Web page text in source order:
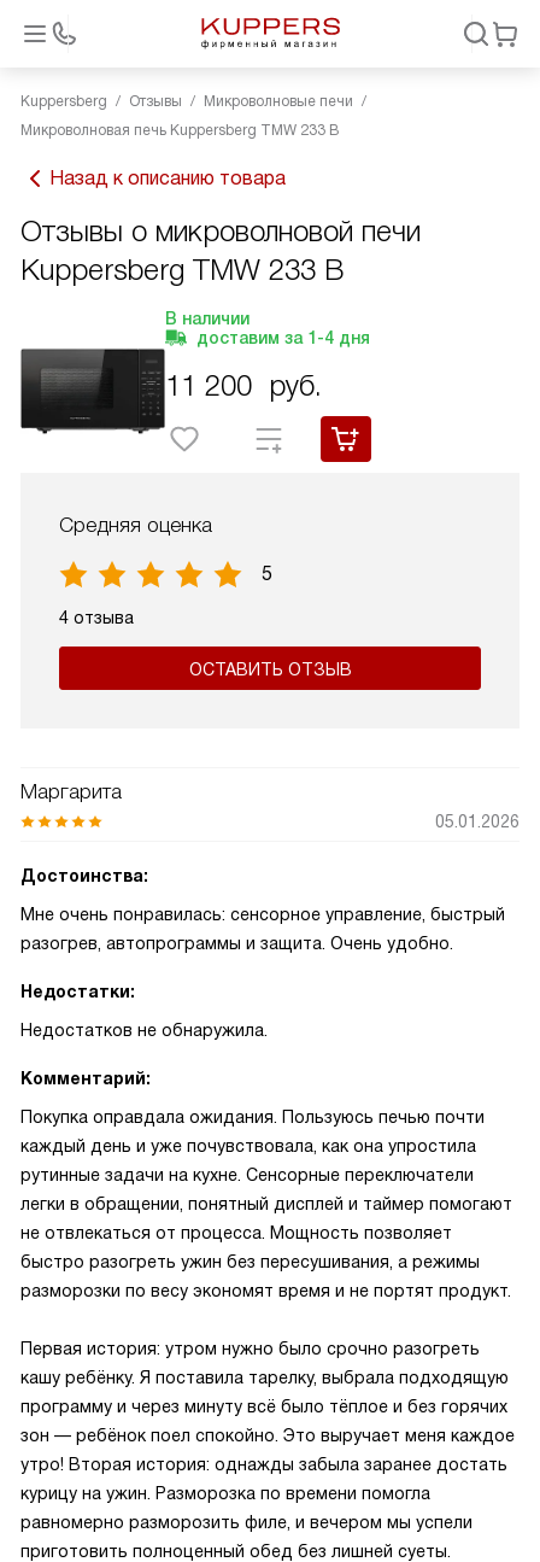
Kuppersberg Отзывы
Микроволновые печи
Микроволновая печь Kuppersberg TMW 233 B
Назад к описанию товара
Отзывы о микроволновой печи
Kuppersberg TMW 233 B
В наличии
доставим за 1-4 дня
11 200 руб.
Средняя оценка
5
4 отзыва
ОСТАВИТЬ ОТЗЫВ
Маргарита
05.01.2026
Достоинства:
Мне очень понравилась: сенсорное управление, быстрый
разогрев, автопрограммы и защита. Очень удобно.
Недостатки:
Недостатков не обнаружила.
Комментарий:
Покупка оправдала ожидания. Пользуюсь печью почти
каждый день и уже почувствовала, как она упростила
рутинные задачи на кухне. Сенсорные переключатели
легки в обращении, понятный дисплей и таймер помогают
не отвлекаться от процесса. Мощность позволяет
быстро разогреть ужин без пересушивания, а режимы
разморозки по весу экономят время и не портят продукт.
Первая история: утром нужно было срочно разогреть
кашу ребёнку. Я поставила тарелку, выбрала подходящую
программу и через минуту всё было тёплое и без горячих
зон — ребёнок поел спокойно. Это выручает меня каждое
утро! Вторая история: однажды забыла заранее достать
курицу на ужин. Разморозка по времени помогла
равномерно разморозить филе, и вечером мы успели
приготовить полноценный обед без лишней суеты.